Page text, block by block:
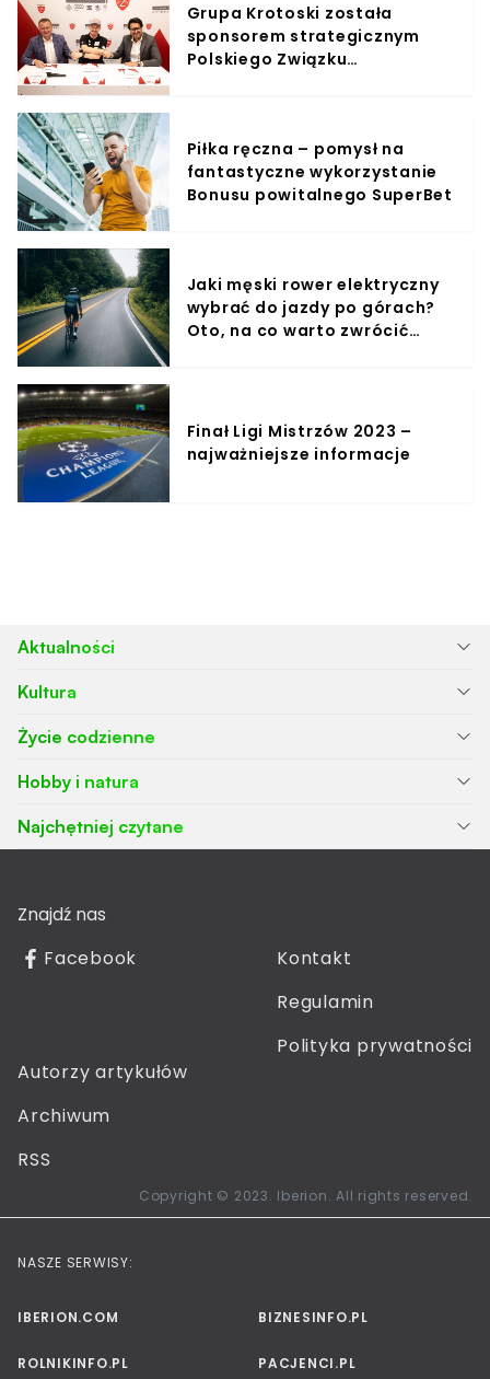
Grupa Krotoski została
sponsorem strategicznym
Polskiego Związku
Piłka ręczna – pomysł na
fantastyczne wykorzystanie
Bonusu powitalnego SuperBet
Jaki męski rower elektryczny
wybrać do jazdy po górach?
Oto, na co warto zwrócić
Finał Ligi Mistrzów 2023 –
najważniejsze informacje
Aktualności
Kultura
Życie codzienne
Hobby i natura
Najchętniej czytane
Znajdź nas
Facebook
Kontakt
Regulamin
Polityka prywatności
Autorzy artykułów
Archiwum
RSS
Copyright © 2023. Iberion. All rights reserved.
NASZE SERWISY:
IBERION.COM BIZNESINFO.PL
ROLNIKINFO.PL PACJENCI.PL